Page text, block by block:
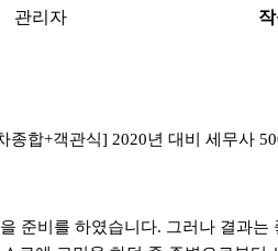
관리자
종합+객관식] 2020년 대비 세무사
준비를 하였습니다. 그러나 결과는